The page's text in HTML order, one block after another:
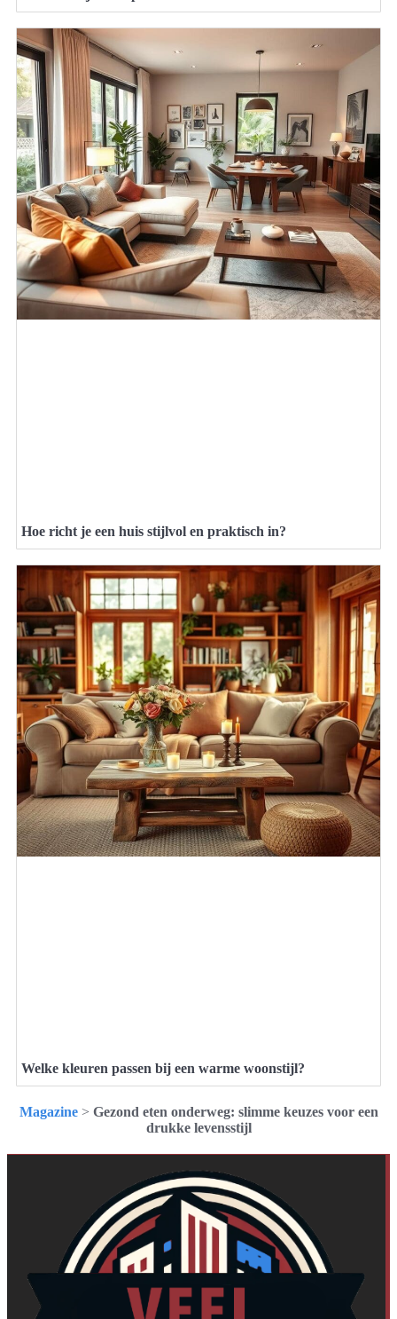
Hoe richt je een huis stijlvol en praktisch in?
Welke kleuren passen bij een warme woonstijl?
Magazine> Gezond eten onderweg: slimme keuzes voor een
drukke levensstijl